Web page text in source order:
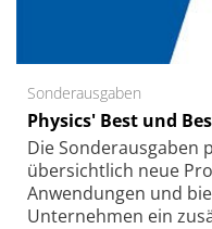
Sonderausgaben
Physics' Best und
Die Sonder­ausgaben
übersichtlich neue
Anwendungen und
Unternehmen ein